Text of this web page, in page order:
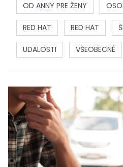
OD ANNY PRE ŽENY
RED HAT RED HAT
UDALOSTI VŠEOBECNÉ